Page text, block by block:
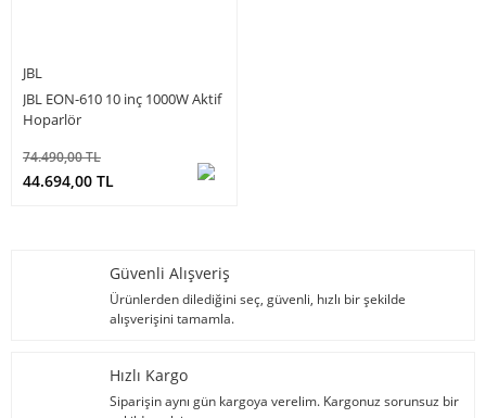
JBL
JBL EON-610 10 inç 1000W Aktif
Hoparlör
74.490,00 TL
44.694,00 TL
Güvenli Alışveriş
Ürünlerden dilediğini seç, güvenli, hızlı bir şekilde
alışverişini tamamla.
Hızlı Kargo
Siparişin aynı gün kargoya verelim. Kargonuz sorunsuz bir